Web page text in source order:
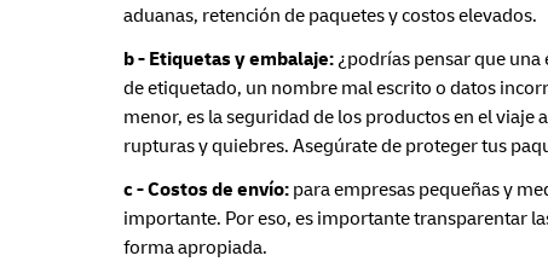
aduanas, retención de paquetes y costos elevados.
b - Etiquetas y embalaje: ¿podrías pensar que
de etiquetado, un nombre mal escrito o datos
menor, es la seguridad de los productos en el
rupturas y quiebres. Asegúrate de proteger tus
c - Costos de envío: para empresas pequeñas y
importante. Por eso, es importante transparentar
forma apropiada.